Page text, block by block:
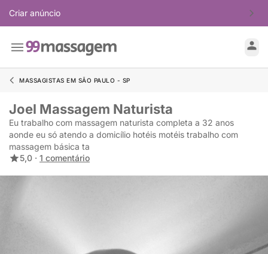
Criar anúncio
MASSAGISTAS EM SÃO PAULO - SP
Joel Massagem Naturista
Eu trabalho com massagem naturista completa a 32 anos
aonde eu só atendo a domicílio hotéis motéis trabalho com
massagem básica ta
5,0 · 1 comentário